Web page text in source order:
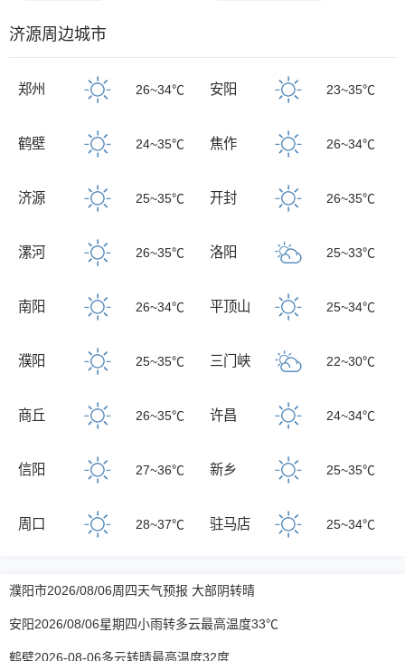
济源周边城市
郑州 26~34℃ 安阳 23~35℃
鹤壁 24~35℃ 焦作 26~34℃
济源 25~35℃ 开封 26~35℃
漯河 26~35℃ 洛阳 25~33℃
南阳 26~34℃ 平顶山 25~34℃
濮阳 25~35℃ 三门峡 22~30℃
商丘 26~35℃ 许昌 24~34℃
信阳 27~36℃ 新乡 25~35℃
周口 28~37℃ 驻马店 25~34℃
濮阳市2026/08/06周四天气预报 大部阴转晴
安阳2026/08/06星期四小雨转多云最高温度33℃
鹤壁2026-08-06多云转晴最高温度32度